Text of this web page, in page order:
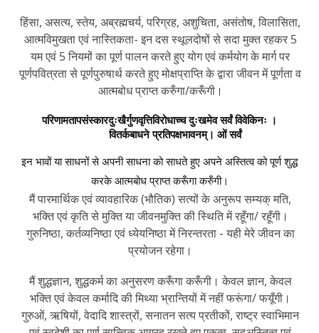
हिंसा, असत्य, स्तेय, अब्रह्मचर्य, परिग्रह, अशुचिता, असंतोष, विलासिता,
आत्मविमुखता एवं नास्तिकता- इन दस स्थूलदोषों से सदा मुक्त रहकर 5
यम एवं 5 नियमों का पूर्ण पालन करते हुए योग एवं कर्मयोग के मार्ग पर
पूर्णपवित्रता से पूर्णपुरुषार्थ करते हुए मोक्षप्राप्ति के द्वारा जीवन में पूर्णता व
आत्मबोध प्राप्त करुँगा/करूँगी।
परिणामतापसंस्कारदुःखैर्गुणवृत्तिविरोधाच्च दुःखमेव सर्वं विवेकिनः ।
वितर्कबाधने प्रतिपक्षभावनम्। ओं सर्वं
इन भावों या साधनों से अपनी साधना को साधते हुए अपने अस्तित्व को पूर्ण शुद्ध
करके आत्मबोध प्राप्त करूँगा करुँगी।
मैं पारमार्थिक एवं व्यावहारिक (भौतिक) सत्यों के अनुरूप सम्यक् मति,
भक्ति एवं कृति से मुक्ति या जीवनमुक्ति की स्थिति में रहूँगा/ रहूँगी।
गुरुनिष्ठा, कर्तव्यनिष्ठा एवं ध्येयनिष्ठा में निरन्तरता - यही मेरे जीवन का
प्रयोजन रहेगा।
मैं शुद्धज्ञान, शुद्धकर्म का अनुसरण करूँगा करूँगी। केवल ज्ञान, केवल
भक्ति एवं केवल कर्मादि की मिथ्या भ्रान्तियों में नहीं फरूंगा/ फयूँगी।
गुरुओं, ऋषियों, वेदादि शास्त्रों, सनातन सत्य प्रतीकों, राष्ट्र स्वाभिमान